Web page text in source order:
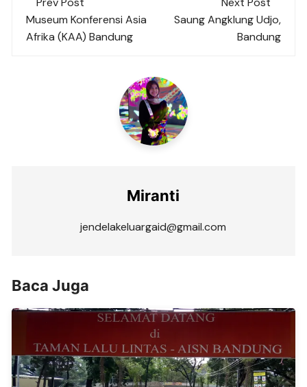
navigation
Museum Konferensi Asia
Afrika (KAA) Bandung
Saung Angklung Udjo,
Bandung
Miranti
jendelakeluargaid@gmail.com
Baca Juga